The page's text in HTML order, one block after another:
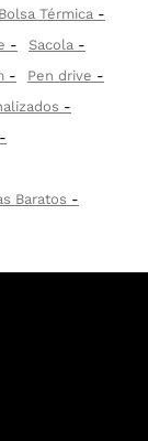
Bolsa Térmica
Sacola
Pen drive
Baratos